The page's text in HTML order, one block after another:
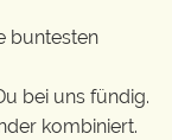
buntesten
bei uns fündig.
kombiniert.